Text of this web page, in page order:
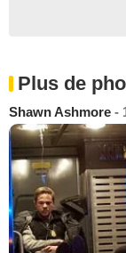
Plus de
Shawn Ashmore -